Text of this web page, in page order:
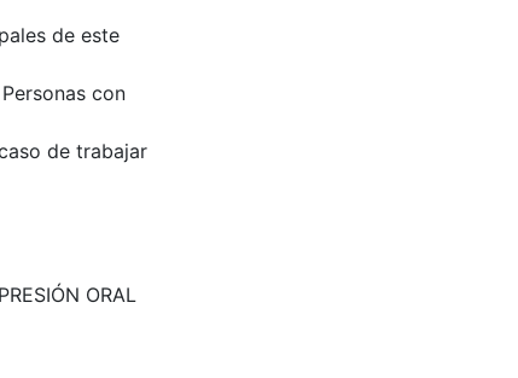
de este
con
de trabajar
ORAL